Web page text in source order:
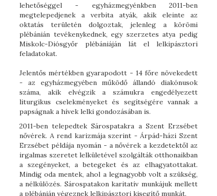
lehetőséggel - egyházmegyénkben 2011-ben
megtelepedjenek a verbita atyák, akik eleinte az
oktatás területén dolgoztak, jelenleg a körömi
plébánián tevékenykednek, egy szerzetes atya pedig
Miskolc-Diósgyőr plébániáján lát el lelkipásztori
feladatokat.
Jelentős mértékben gyarapodott - 14 főre növekedett
- az egyházmegyében működő állandó diakónusok
száma, akik elvégzik a számukra engedélyezett
liturgikus cselekményeket és segítségére vannak a
papságnak a hívek lelki gondozásában is.
2011-ben telepedtek Sárospatakra a Szent Erzsébet
nővérek. A rend karizmája szerint - Árpád-házi Szent
Erzsébet példája nyomán - a nővérek a kezdetektől az
irgalmas szeretet lelkületével szolgálták otthonaikban
a szegényeket, a betegeket és az elhagyatottakat.
Mindig oda mentek, ahol a legnagyobb volt a szükség,
a nélkülözés. Sárospatakon karitatív munkájuk mellett
a plébánián végeznek lelkipásztori kisegítő munkát.